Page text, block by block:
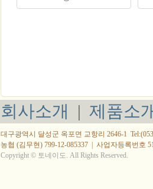
회사소개 | 제품소
대구광역시 달성군 옥포면 교항리 2646-1
농협 (김무현) 799-12-085337
사업자등록번호
Copyright © 토네이도. All Rights Reserved.